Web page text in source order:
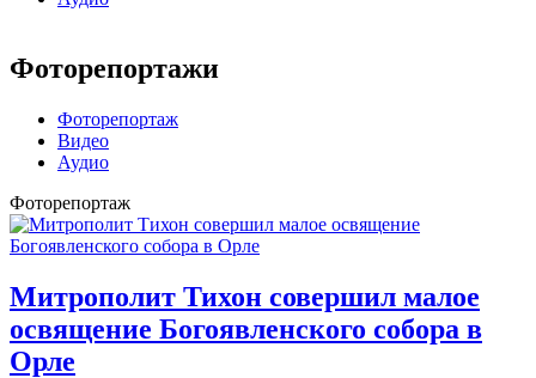
Фоторепортажи
Фоторепортаж
Видео
Аудио
Фоторепортаж
Митрополит Тихон совершил малое
освящение Богоявленского собора в
Орле